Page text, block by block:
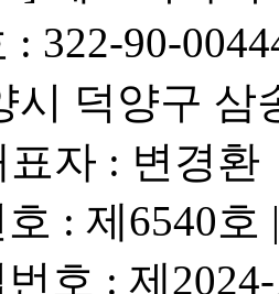
322-90-
시 덕양구 삼
자 : 변경환
: 제6540
호 : 제